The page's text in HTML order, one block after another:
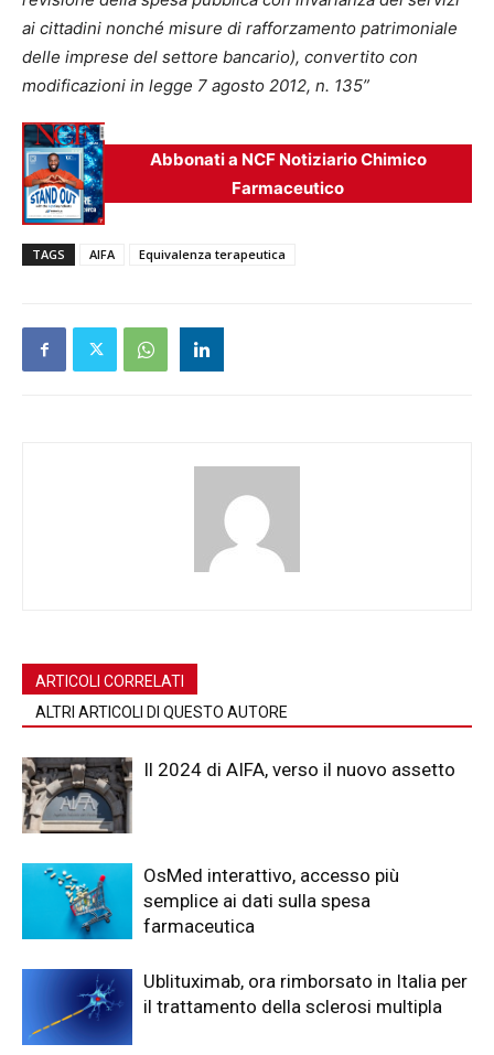
ai cittadini nonché misure di rafforzamento patrimoniale
delle imprese del settore bancario), convertito con
modificazioni in legge 7 agosto 2012, n. 135”
Abbonati a NCF Notiziario Chimico
Farmaceutico
TAGS AIFA Equivalenza terapeutica
ARTICOLI CORRELATI
ALTRI ARTICOLI DI QUESTO AUTORE
Il 2024 di AIFA, verso il nuovo assetto
OsMed interattivo, accesso più
semplice ai dati sulla spesa
farmaceutica
Ublituximab, ora rimborsato in Italia per
il trattamento della sclerosi multipla